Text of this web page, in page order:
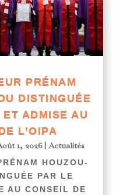
PRÉNAM
DISTINGUÉE
ADMISE AU
L’OIPA
1, 2026|Actualités
HOUZOU-
PAR LE
AU CONSEIL DE